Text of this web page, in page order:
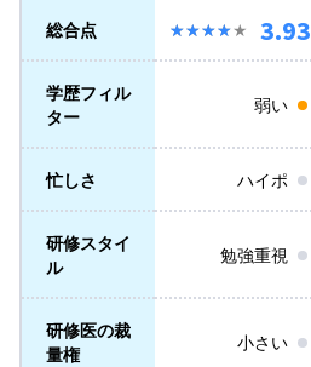
総合点 ★★★★★
★★★★★ 3.93
学歴フィル
ター
弱い
忙しさ ハイポ
研修スタイ
ル
勉強重視
研修医の裁
量権
小さい